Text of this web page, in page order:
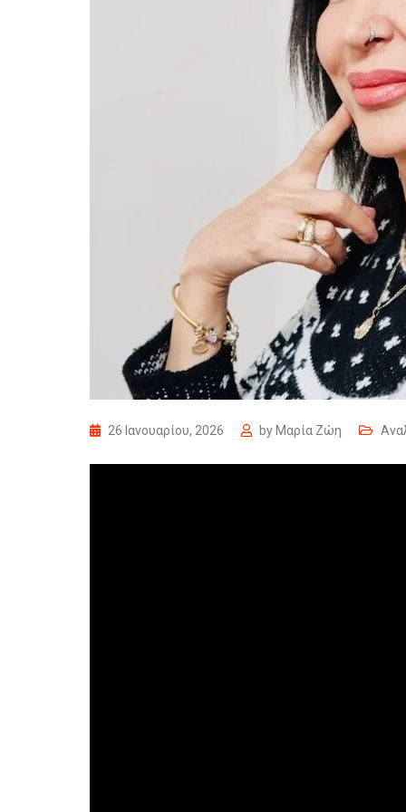
26 Ιανουαρίου, 2026 by Μαρία Ζώη